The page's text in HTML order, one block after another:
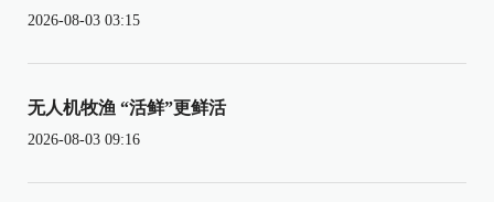
2026-08-03 03:15
无人机牧渔 “活鲜”更鲜活
2026-08-03 09:16